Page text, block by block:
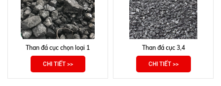
Than đá cục chọn loại 1
CHI TIẾT >>
Than đá cục 3,4
CHI TIẾT >>